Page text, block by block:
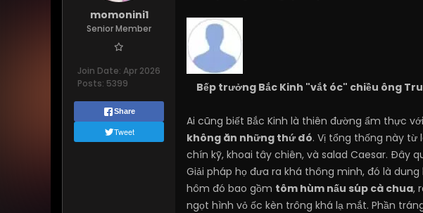
momonini1
Senior Member
Join Date: Apr 2026
Posts: 5399
Share
Tweet
Bếp trưởng Bắc Kinh "vắt óc" chiều ông
Ai cũng biết Bắc Kinh là thiên đường ẩm thực
không ăn những thứ đó. Vị tổng thống này
chín kỹ, khoai tây chiên, và salad Caesar. Đây
Giải pháp họ đưa ra khá thông minh, đó là
hôm đó bao gồm tôm hùm nấu súp cà chua,
ngọt hình vỏ ốc kèn trông khá lạ mắt. Phần